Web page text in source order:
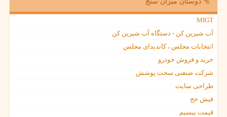
MIGT
آب شیرین کن - دستگاه آب شیرین کن
انتخابات مجلس ، کاندیدای مجلس
خرید و فروش خودرو
شرکت صنعتی سخت پوشش
طراحی سایت
فیش حج
قیمت بیسیم